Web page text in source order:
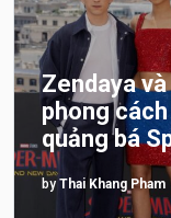
Zendaya
phong
quảng bá
by Thai Khang Pham